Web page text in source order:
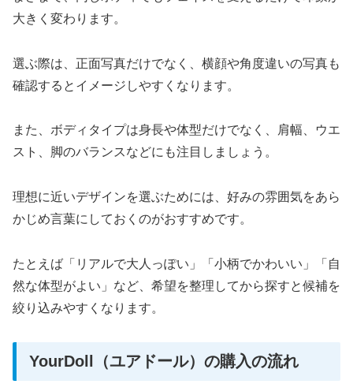
大きく変わります。
選ぶ際は、正面写真だけでなく、横顔や角度違いの写真も
確認するとイメージしやすくなります。
また、ボディタイプは身長や体型だけでなく、肩幅、ウエ
スト、脚のバランスなどにも注目しましょう。
理想に近いデザインを選ぶためには、好みの雰囲気をあら
かじめ言葉にしておくのがおすすめです。
たとえば「リアルで大人っぽい」「小柄でかわいい」「自
然な体型がよい」など、希望を整理してから探すと候補を
絞り込みやすくなります。
YourDoll（ユアドール）の購入の流れ